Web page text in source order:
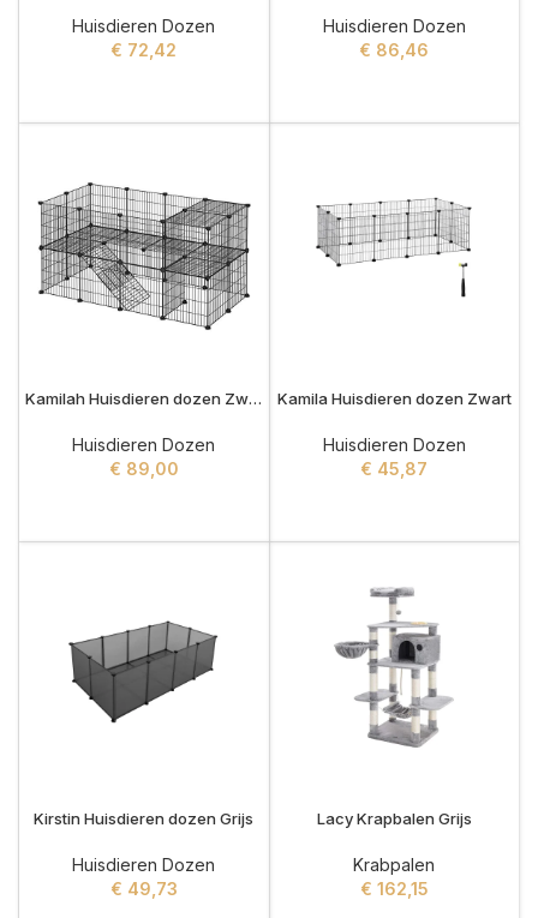
Huisdieren Dozen
€ 72,42
Huisdieren Dozen
€ 86,46
Kamilah Huisdieren dozen Zwart
Huisdieren Dozen
€ 89,00
Kamila Huisdieren dozen Zwart
Huisdieren Dozen
€ 45,87
Kirstin Huisdieren dozen Grijs
Huisdieren Dozen
€ 49,73
Lacy Krapbalen Grijs
Krabpalen
€ 162,15